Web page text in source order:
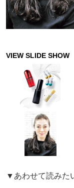
▼あわせて読みた